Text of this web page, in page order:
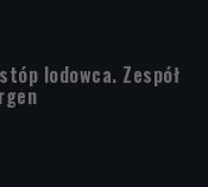
lodowca. Zespół